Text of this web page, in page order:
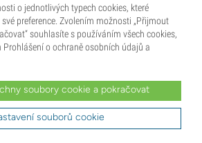
účinků je rychlejší. Co víc si
o jednotlivých typech cookies, které
preference. Zvolením možnosti „Přijmout
souhlasíte s používáním všech cookies,
Prohlášení o ochraně osobních údajů a
soubory cookie a pokračovat
souborů cookie